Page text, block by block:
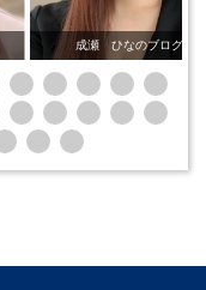
グ一覧 麻倉 よ